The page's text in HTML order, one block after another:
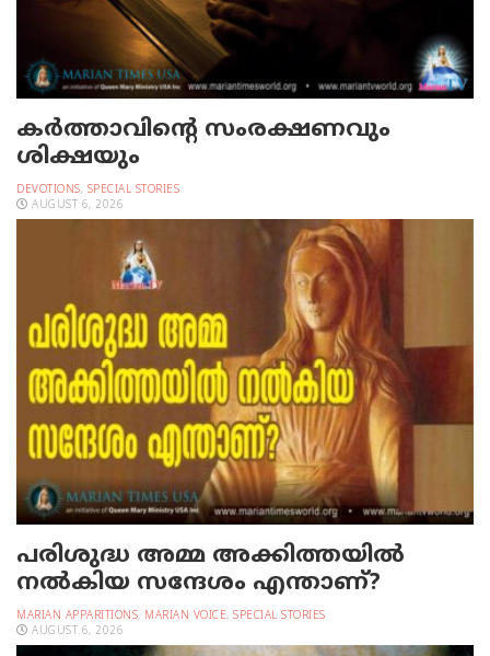
കർത്താവിന്റെ സംരക്ഷണവും
ശിക്ഷയും
DEVOTIONS, SPECIAL STORIES
AUGUST 6, 2026
പരിശുദ്ധ അമ്മ അക്കിത്തയില്‍
നല്‍കിയ സന്ദേശം എന്താണ്?
MARIAN APPARITIONS, MARIAN VOICE, SPECIAL STORIES
AUGUST 6, 2026